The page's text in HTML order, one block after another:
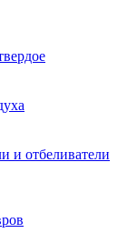
и отбеливатели